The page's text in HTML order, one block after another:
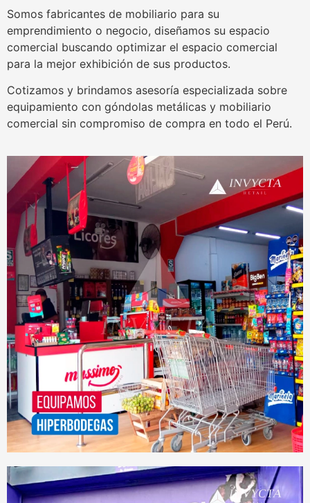
Somos fabricantes de mobiliario para su
emprendimiento o negocio, diseñamos su espacio
comercial buscando optimizar el espacio comercial
para la mejor exhibición de sus productos.
Cotizamos y brindamos asesoría especializada sobre
equipamiento con góndolas metálicas y mobiliario
comercial sin compromiso de compra en todo el Perú.